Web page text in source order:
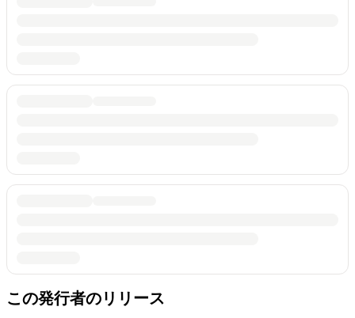
この発行者のリリース